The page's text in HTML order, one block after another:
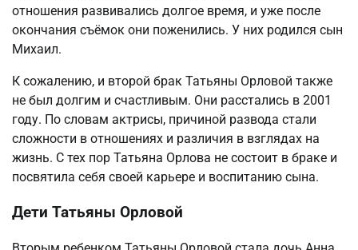
отношения развивались долгое время, и уже после
окончания съёмок они поженились. У них родился сын
Михаил.
К сожалению, и второй брак Татьяны Орловой также
не был долгим и счастливым. Они расстались в 2001
году. По словам актрисы, причиной развода стали
сложности в отношениях и различия в взглядах на
жизнь. С тех пор Татьяна Орлова не состоит в браке и
посвятила себя своей карьере и воспитанию сына.
Дети Татьяны Орловой